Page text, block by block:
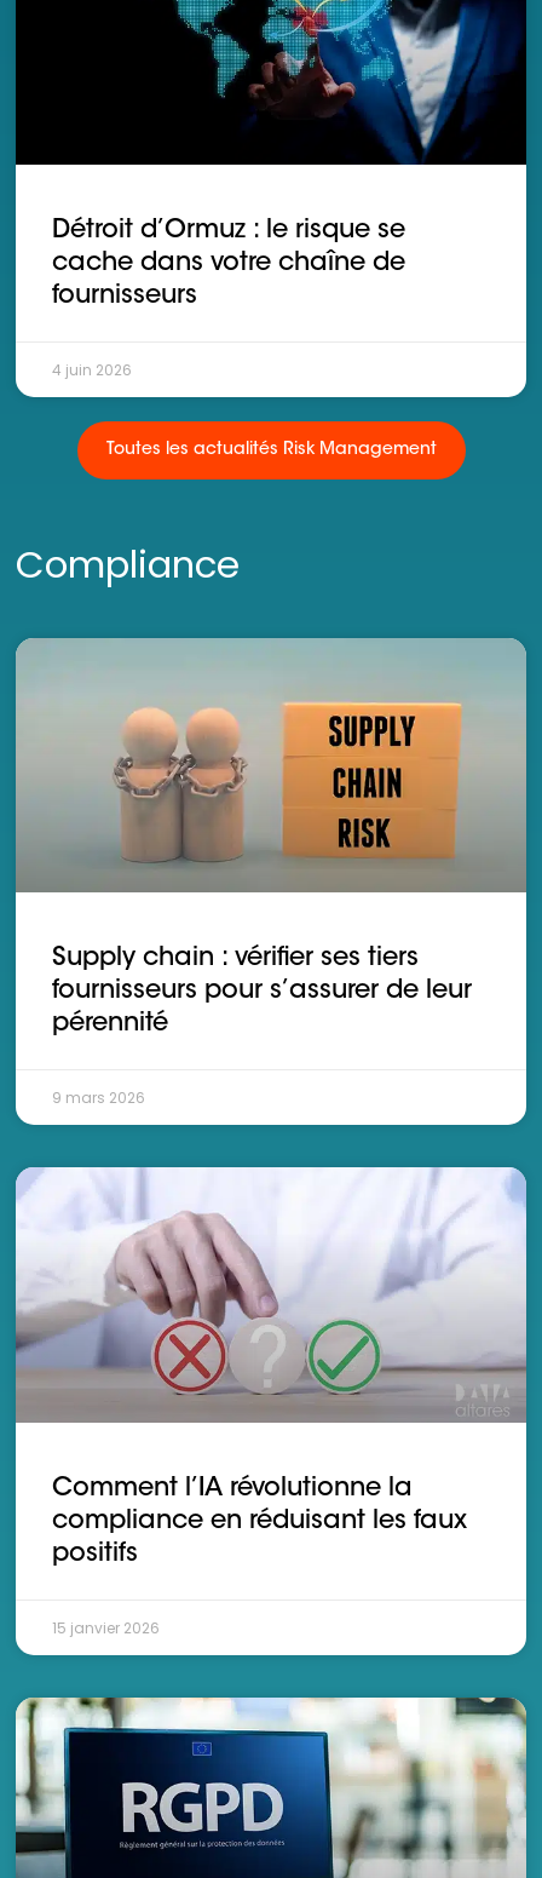
Détroit d’Ormuz : le risque se
cache dans votre chaîne de
fournisseurs
4 juin 2026
Toutes les actualités Risk Management
Compliance
Supply chain : vérifier ses tiers
fournisseurs pour s’assurer de leur
pérennité
9 mars 2026
Comment l’IA révolutionne la
compliance en réduisant les faux
positifs
15 janvier 2026